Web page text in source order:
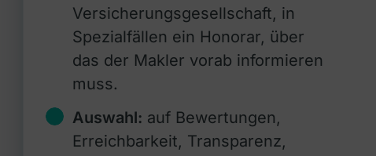
Versicherungsgesellschaft, in
Spezialfällen ein Honorar, über
das der Makler vorab informieren
muss.
Auswahl: auf Bewertungen,
Erreichbarkeit, Transparenz,